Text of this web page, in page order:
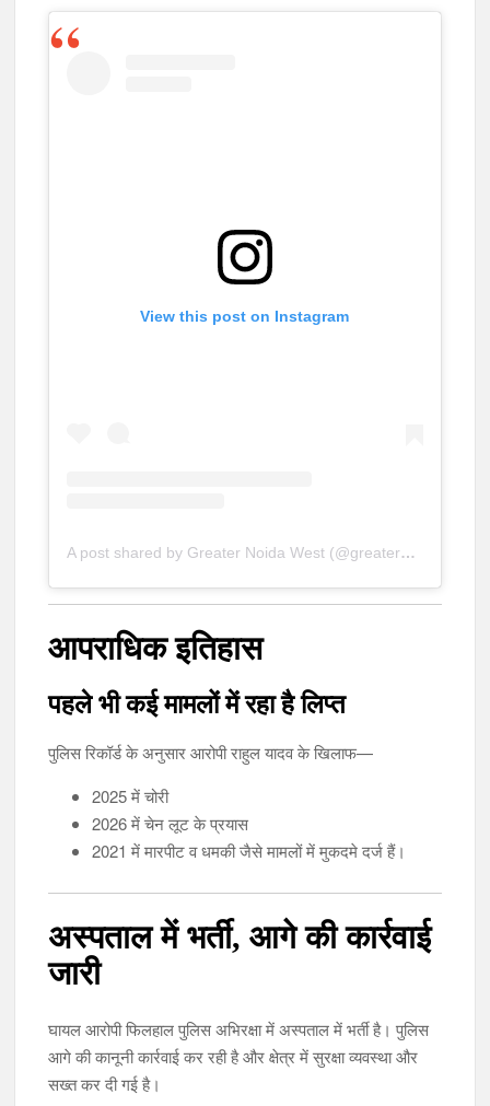
View this post on Instagram
A post shared by Greater Noida West (@greaternoidawest.in)
आपराधिक इतिहास
पहले भी कई मामलों में रहा है लिप्त
पुलिस रिकॉर्ड के अनुसार आरोपी राहुल यादव के खिलाफ—
2025 में चोरी
2026 में चेन लूट के प्रयास
2021 में मारपीट व धमकी जैसे मामलों में मुकदमे दर्ज हैं।
अस्पताल में भर्ती, आगे की कार्रवाई
जारी
घायल आरोपी फिलहाल पुलिस अभिरक्षा में अस्पताल में भर्ती है। पुलिस
आगे की कानूनी कार्रवाई कर रही है और क्षेत्र में सुरक्षा व्यवस्था और
सख्त कर दी गई है।